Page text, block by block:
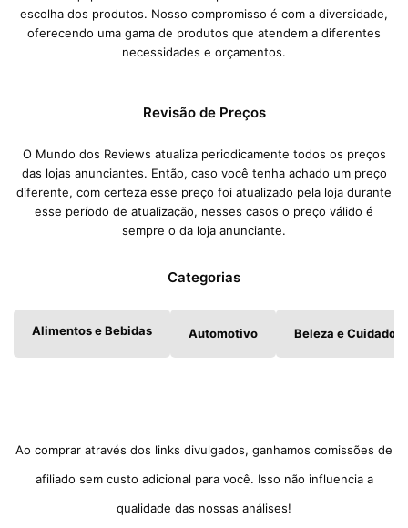
escolha dos produtos. Nosso compromisso é com a diversidade,
oferecendo uma gama de produtos que atendem a diferentes
necessidades e orçamentos.
Revisão de Preços
O Mundo dos Reviews atualiza periodicamente todos os preços
das lojas anunciantes. Então, caso você tenha achado um preço
diferente, com certeza esse preço foi atualizado pela loja durante
esse período de atualização, nesses casos o preço válido é
sempre o da loja anunciante.
Categorias
Alimentos e Bebidas Automotivo Beleza e Cuidados
Ao comprar através dos links divulgados, ganhamos comissões de
afiliado sem custo adicional para você. Isso não influencia a
qualidade das nossas análises!